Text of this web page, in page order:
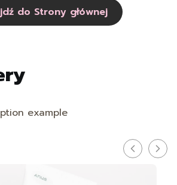
do Strony głównej
example